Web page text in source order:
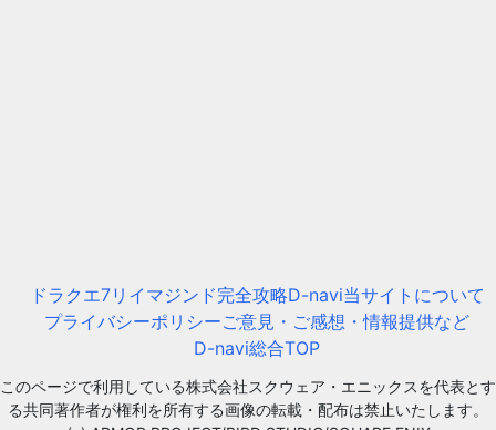
ドラクエ7リイマジンド完全攻略D-navi当サイトについて
プライバシーポリシーご意見・ご感想・情報提供など
D-navi総合TOP
このページで利用している株式会社スクウェア・エニックスを代表とす
る共同著作者が権利を所有する画像の転載・配布は禁止いたします。